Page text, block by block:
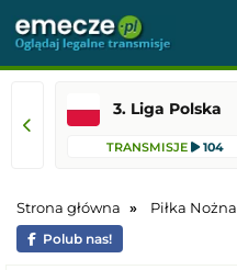
3. Liga Polska
TRANSMISJE 104
Strona główna Piłka Nożna
Polub nas!